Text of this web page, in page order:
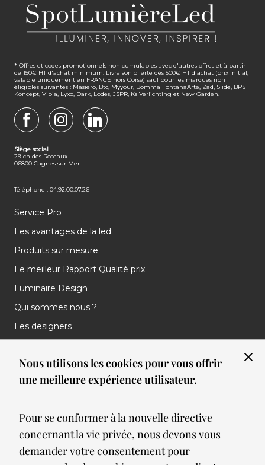
Nous utilisons les cookies pour vous offrir
une meilleure expérience utilisateur.
Pour se conformer à la nouvelle directive
concernant la vie privée, nous devons vous
demander votre consentement pour
* Offres et codes promotionnels non cumulables avec d'autres offres et à partir
de 150€ HT d'achat minimum. Livraison offerte dès 500€ HT d'achat (prix initial,
valable uniquement en FRANCE hors Corse) sauf pour les marques non
éligibles suivantes : Masiero, Btc, Myyour, Bomma FontanaArte, Zad, Slide, BPS
Koncept, Vibia, Lyxo, Dark, Lodes, JSPR, Ks Verlichting et New Garden.
Siège social
29 ch des Roseaux
06800 Cagnes sur Mer
Téléphone : 04.92.00.07.26
Service Pro
Les avantages de la led
Produits sur mesure
Le meilleur Rapport Qualité prix
Luminaire Design
Qui sommes nous ?
Les designers
Nos réalisations
Nos Clients
Meilleures ventes
Blog